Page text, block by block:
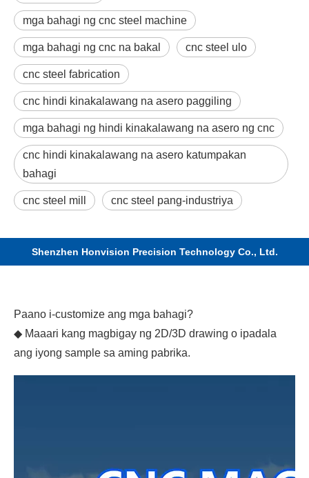
mga bahagi ng cnc steel machine
mga bahagi ng cnc na bakal cnc steel ulo
cnc steel fabrication
cnc hindi kinakalawang na asero paggiling
mga bahagi ng hindi kinakalawang na asero ng cnc
cnc hindi kinakalawang na asero katumpakan
bahagi
cnc steel mill cnc steel pang-industriya
Shenzhen Honvision Precision Technology Co., Ltd.
Paano i-customize ang mga bahagi?
◆ Maaari kang magbigay ng 2D/3D drawing o ipadala
ang iyong sample sa aming pabrika.